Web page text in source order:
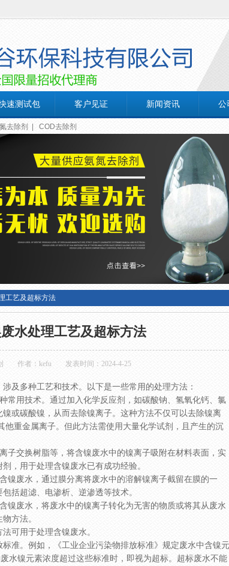
速测试包 客户见证 新闻资讯 公
去除剂 COD去除剂
工艺及超标方法
水处理工艺及超标方法
作者：kefu 发表时间：2024-4-25
及多种工艺和技术。以下是一些常用的处理方法：
常用技术。通过加入化学反应剂，如碳酸钠、氢氧化钙、氯
或碳酸镍，从而去除镍离子。这种方法不仅可以去除镍离
他重金属离子。但此方法需使用大量化学试剂，且产生的沉
子交换树脂等，将含镍废水中的镍离子吸附在材料表面，实
，用于处理含镍废水已有成功经验。
镍废水，通过膜分离将废水中的溶解镍离子截留在膜的一
括超滤、电渗析、逆渗透等技术。
镍废水，将废水中的镍离子转化为无害的物质或将其从废水
方法。
可用于处理含镍废水。
准。例如，《工业企业污染物排放标准》规定废水中含镍元
水镍元素浓度超过这些标准时，即视为超标。超标废水不能